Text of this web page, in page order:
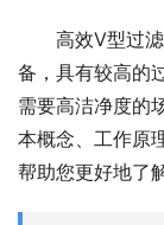
高效V型过
备，具有较高的
需要高洁净度的
本概念、工作原
帮助您更好地了